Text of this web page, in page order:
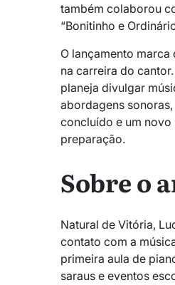
também colaborou
“Bonitinho e
O lançamento
na carreira do
planeja divulgar
abordagens
concluído e um
preparação.
Sobre o
Natural de Vitória,
contato com a
primeira aula de
saraus e eventos